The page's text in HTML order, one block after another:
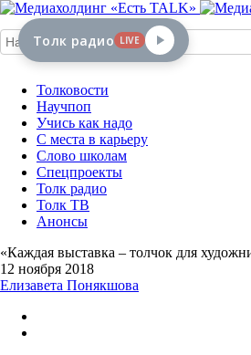
Толковости
Научпоп
Учись как надо
С места в карьеру
Слово школам
Спецпроекты
Толк радио
Толк ТВ
Анонсы
«Каждая выставка – толчок для
12 ноября 2018
Елизавета Понякшова
Толк радио LIVE